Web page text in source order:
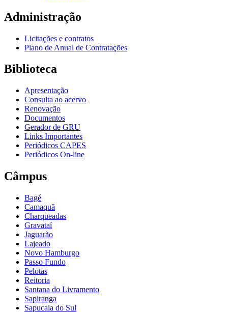
Administração
Licitações e contratos
Plano de Anual de Contratações
Biblioteca
Apresentação
Consulta ao acervo
Renovação
Documentos
Gerador de GRU
Links Importantes
Periódicos CAPES
Periódicos On-line
Câmpus
Bagé
Camaquã
Charqueadas
Gravataí
Jaguarão
Lajeado
Novo Hamburgo
Passo Fundo
Pelotas
Reitoria
Santana do Livramento
Sapiranga
Sapucaia do Sul